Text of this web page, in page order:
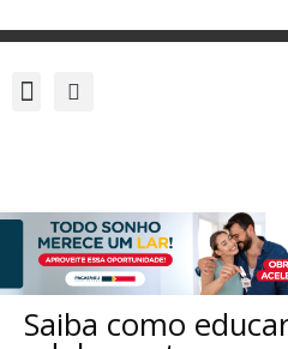
Saiba como